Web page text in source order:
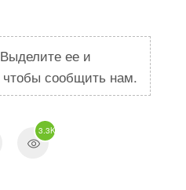
ее и
сообщить нам.
3.3K